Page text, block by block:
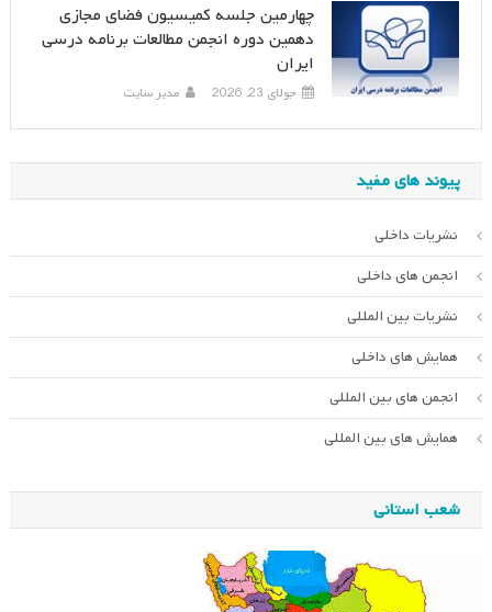
چهارمین جلسه کمیسیون فضای مجازی
دهمین دوره انجمن مطالعات برنامه درسی
ایران
جولای 23, 2026 مدیر سایت
پیوند های مفید
نشریات داخلی
انجمن های داخلی
نشریات بین المللی
همایش های داخلی
انجمن های بین المللی
همایش های بین المللی
شعب استانی